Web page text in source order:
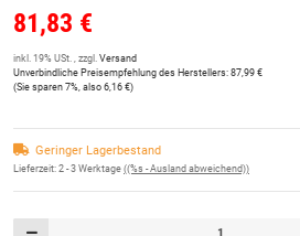
81,83 €
inkl. 19% USt. , zzgl. Versand
Unverbindliche Preisempfehlung des Herstellers: 87,99 €
(Sie sparen 7%, also 6,16 €)
Geringer Lagerbestand
Lieferzeit: 2 - 3 Werktage ((%s - Ausland abweichend))